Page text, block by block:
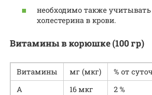
необходимо также учитывать
холестерина в крови.
Витамины в корюшке (100 гр)
Витамины мг (мкг)
% от
А
16 мкг
2 %